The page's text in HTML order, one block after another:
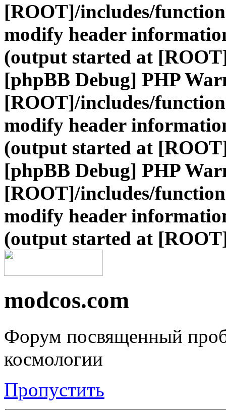
[ROOT]/includes/
modify header
(output started at
[phpBB Debug] PHP
[ROOT]/includes/
modify header
(output started at
[phpBB Debug] PHP
[ROOT]/includes/
modify header
(output started at
modcos.com
Форум посвященный
космологии
Пропустить